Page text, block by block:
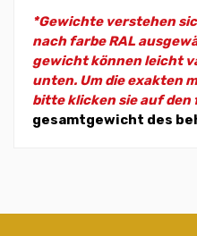
*Gewichte verstehen
nach farbe RAL
gewicht können leicht
unten. Um die exakten
bitte klicken sie auf den
gesamtgewicht des